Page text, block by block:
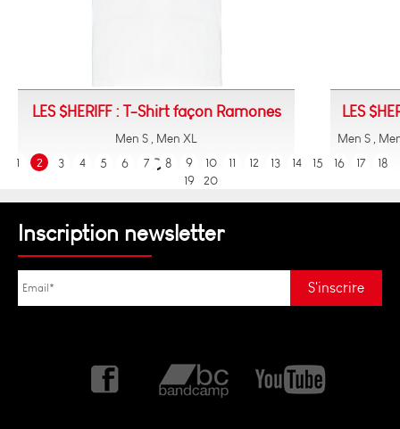
LES $HERIFF : T-Shirt façon Ramones
Men S , Men XL
LES
Men S ,
1
2 3 4 5 6 7 8 9 10 11 12 13 14 15 16 17
18
19 20
Inscription newsletter